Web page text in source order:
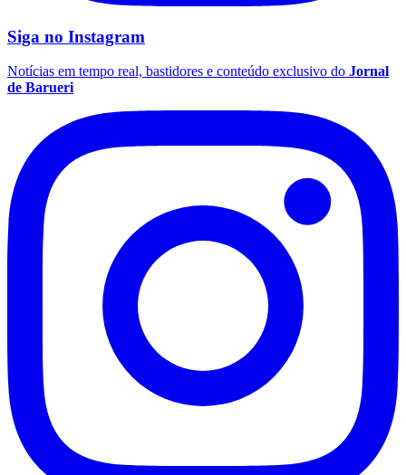
Siga no Instagram
Notícias em tempo real, bastidores e conteúdo exclusivo do Jornal
de Barueri